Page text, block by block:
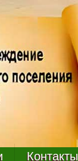
Контакты